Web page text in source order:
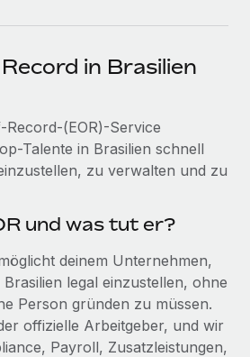
für globale HR & Compliance
von Global-HR-Funktionen in deine
einer Partnerschaft
und KI-Automatisierung
Weaviate sein Team mit
vergrößert
Weaviate entwickelt KI-basierte
Das...
und Qualifikationen
in Brasilien
(EOR)-Service
Talente in Brasilien schnell
zu verwalten und zu
und was tut er?
deinem Unternehmen,
legal einzustellen, ohne
Person gründen zu müssen.
offizielle Arbeitgeber, und wir
Payroll, Zusatzleistungen,